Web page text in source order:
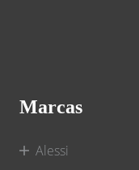
Marcas
Alessi